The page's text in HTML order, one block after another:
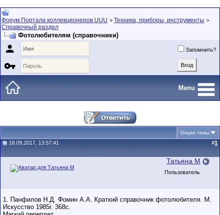
Форум Портала коллекционеров UUU > Техника, приборы, инструменты >
Справочный раздел
Фотолюбителям (справочники)
 Запомнить?

Menu
Опции темы
18.09.2017, 13:57:41 #1
Татьяна М
Пользователь
1. Панфилов Н.Д. Фомин А.А. Краткий справочник фотолюбителя. М.
Искусство 1985г. 368с.